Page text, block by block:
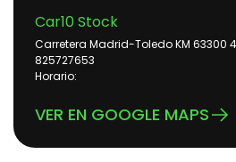
Car10 Stock
Carretera Madrid-Toledo KM 63300
825727653
Horario:
VER EN GOOGLE MAPS